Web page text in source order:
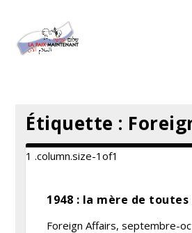
Étiquette :
1948 : la mère de
Foreign Affairs, septembre-